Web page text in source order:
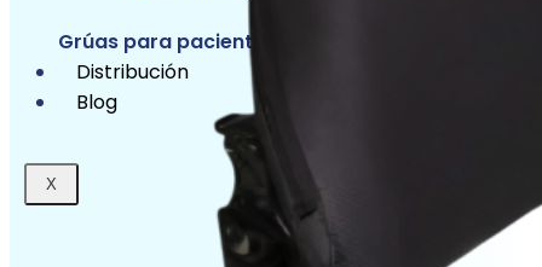
Grúas para pacientes
Distribución
Blog
X